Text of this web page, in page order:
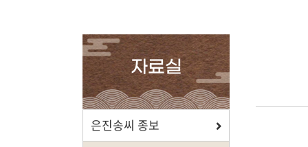
포상/장학
자료실
은진송씨 종보